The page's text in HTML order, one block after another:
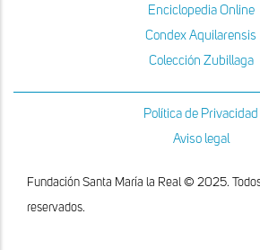
Enciclopedia Online
Condex Aquilarensis
Colección Zubillaga
Política de Privacidad
Aviso legal
Fundación Santa María la Real © 2025.
reservados.